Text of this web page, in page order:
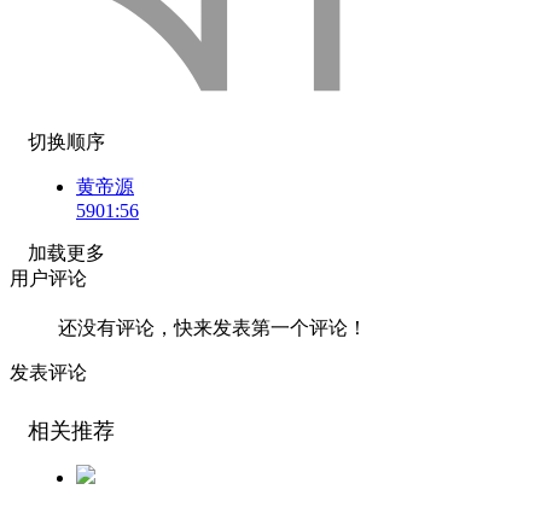
切换顺序
黄帝源
5901:56
加载更多
用户评论
还没有评论，快来发表第一个评论！
发表评论
相关推荐